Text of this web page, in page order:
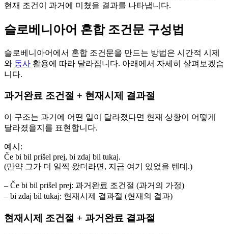
현재 조건이 과거에 미쳤을 결과를 나타냅니다.
슬로베니아어 혼합 조건문 구성법
슬로베니아어에서 혼합 조건문을 만드는 방법은 시간적 시제
와 동사 활용에 따라 달라집니다. 아래에서 자세히 살펴보겠습
니다.
과거완료 조건절 + 현재시제 결과절
이 구조는 과거에 어떤 일이 달라졌다면 현재 상황이 어떻게
달라졌을지를 표현합니다.
예시:
Če bi bil prišel prej, bi zdaj bil tukaj.
(만약 그가 더 일찍 왔더라면, 지금 여기 있었을 텐데.)
– Če bi bil prišel prej: 과거완료 조건절 (과거의 가정)
– bi zdaj bil tukaj: 현재시제 결과절 (현재의 결과)
현재시제 조건절 + 과거완료 결과절